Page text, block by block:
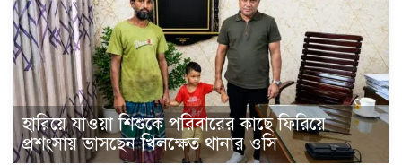
হারিয়ে যাওয়া শিশুকে পরিবারের কাছে ফিরিয়ে
প্রশংসায় ভাসছেন খিলক্ষেত থানার ওসি